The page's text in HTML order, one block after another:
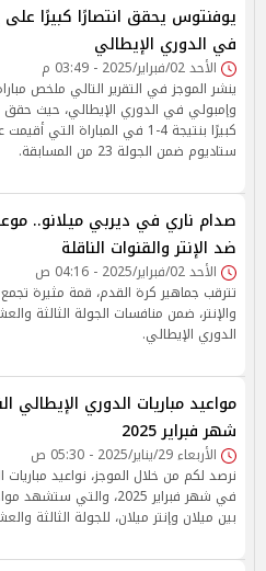
في الدوري الإيطالي
الأحد 02/فبراير/2025 - 03:49 م
ينشر الموجز في التقرير التالي ملخص
وإمبولي في الدوري الإيطالي، حيث حقق
كبيرًا بنتيجة 4-1 في المباراة التي
ستاديوم ضمن الجولة 23 من المسابقة.
صدام ناري في ديربي ميلانو..
ضد الإنتر والقنوات الناقلة
الأحد 02/فبراير/2025 - 04:16 ص
تترقب جماهير كرة القدم، قمة مثيرة
والإنتر، ضمن منافسات الجولة الثالثة
الدوري الإيطالي.
مواعيد مباريات الدوري الإيطالي
شهر فبراير 2025
الأربعاء 29/يناير/2025 - 05:30 ص
نرصد لكم من خلال الموجز، نواعيد مباريات
في شهر فبراير 2025، والتي
بين ميلان وإنتر ميلان، للجولة الثالثة